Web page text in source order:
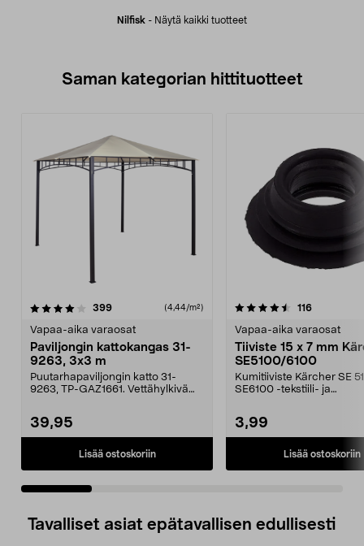
Nilfisk - Näytä kaikki tuotteet
Saman kategorian hittituotteet
399arvostelut (4,44/m²)
Vapaa-aika varaosat
Paviljongin kattokangas 31-
9263, 3x3 m
Puutarhapaviljongin katto 31-
9263, TP-GAZ1661. Vettähylkivä
39,95
Lisää ostoskoriin
4.5 viidestä
116arvostelut
Vapaa-aika varaosat
Tiiviste 15 x 7 mm
SE5100/6100
Kumitiiviste Kärcher SE
SE6100 -tekstiili- ja
3,99
Lisää ostoskoriin
4.0 viidestä
Tavalliset asiat epätavallisen edullisesti